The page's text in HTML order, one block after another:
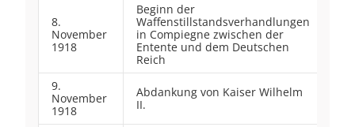
8.
November
1918
Beginn der
Waffenstillstandsverhandlungen
in Compiegne zwischen der
Entente und dem Deutschen
Reich
9.
November
1918
Abdankung von Kaiser Wilhelm
II.